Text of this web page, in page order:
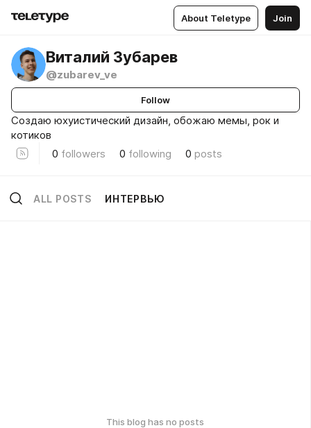
About Teletype Join
Виталий Зубарев
@zubarev_ve
Follow
Создаю юхуистический дизайн, обожаю мемы, рок и
котиков
0 followers 0 following 0 posts
ALL POSTS ИНТЕРВЬЮ
This blog has no posts